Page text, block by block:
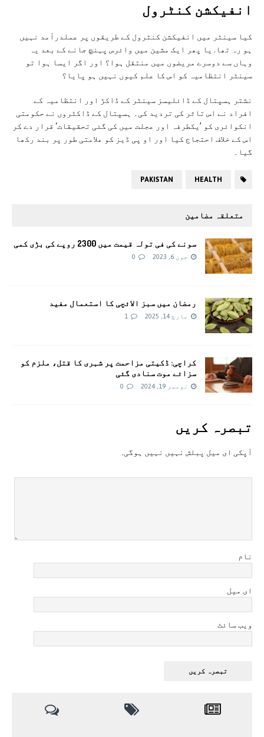
انفیکشن کنٹرول
کیا سینٹر میں انفیکشن کنٹرول کے طریقوں پر عملدرآمد نہیں
ہو رہ تھا. یا پھر ایک مشین میں وائرس پہنچ جانے کے بعد یہ
وہاں سے دوسرے مریضوں میں منتقل ہوا؟ اور اگر ایسا ہوا تو
سینٹر انتظامیہ کو اس کا علم کیوں نہیں ہو پایا؟
نشتر ہسپتال کے ڈائلیسز سینٹر کے ڈاکڑ اور انتظامیہ کے
افراد نے اس تاثر کی تردید کی۔ ہسپتال کے ڈاکٹروں نے حکومتی
انکوائری کو ’یکطرفہ اور عجلت میں کی گئی تحقیقات‘ قرار دے کر
اس کے خلاف احتجاج کیا اور او پی ڈیز کو علامتی طور پر بند رکھا
گیا۔
HEALTH
PAKISTAN
متعلقہ مضامین
سونے کی فی تولہ قیمت میں 2300 روپے کی بڑی کمی
جون 6, 2023 0
رمضان میں سبز الائچی کا استعمال مفید
مارچ 14, 2025 1
کراچی: ڈکیتی مزاحمت پر شہری کا قتل، ملزم کو
سزائے موت سنادی گئی
نومبر 19, 2024 0
تبصرہ کريں
آپکی ای ميل پبلش نہيں نہيں ہوگی.
نام
ای میل
ویب سائٹ